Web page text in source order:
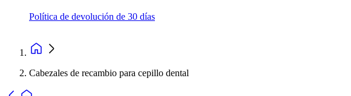
Política de devolución de 30 días
Cabezales de recambio para cepillo dental